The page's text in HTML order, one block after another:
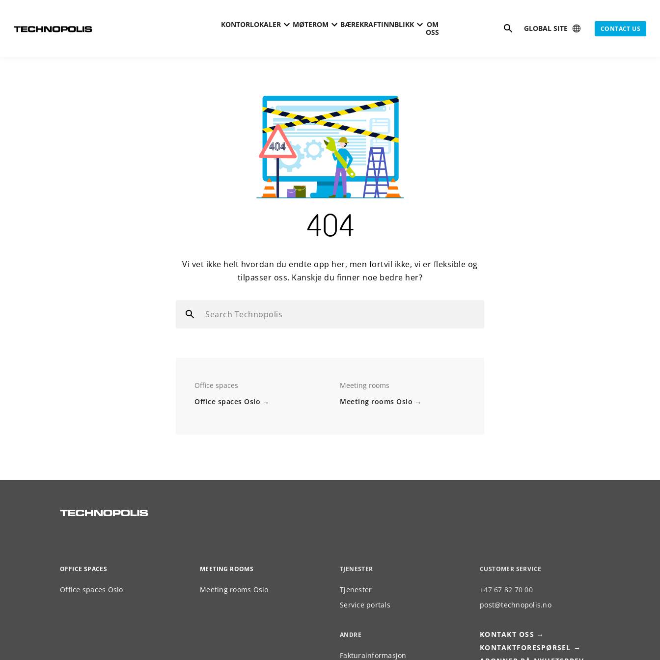
KONTORLOKALER MØTEROM BÆREKRAFTINNBLIKK
OM
OSS
SearchGLOBAL SITE CONTACT US
404
Vi vet ikke helt hvordan du endte opp her, men fortvil ikke, vi er fleksible og
tilpasser oss. Kanskje du finner noe bedre her?
Search Technopolis
Office spaces
Office spaces Oslo
Meeting rooms
Meeting rooms Oslo
OFFICE SPACES
Office spaces Oslo
MEETING ROOMS
Meeting rooms Oslo
TJENESTER
Tjenester
Service portals
ANDRE
Fakturainformasjon
CUSTOMER SERVICE
+47 67 82 70 00
post@technopolis.no
KONTAKT OSS
KONTAKTFORESPØRSEL